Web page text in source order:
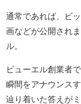
通常であれば、ビ
画などが公開され
ル。
ビューエル創業者
瞬間をアナウンス
辿り着いた答えが